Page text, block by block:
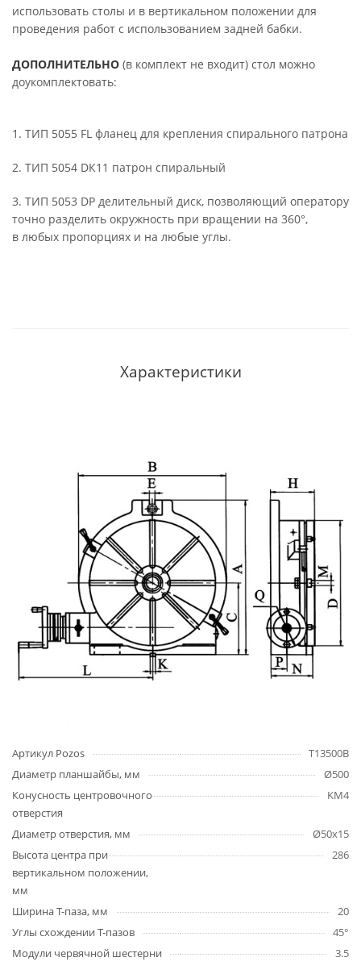
использовать столы и в вертикальном положении для
проведения работ с использованием задней бабки.
ДОПОЛНИТЕЛЬНО (в комплект не входит) стол можно
доукомплектовать:
1. ТИП 5055 FL фланец для крепления спирального патрона
2. ТИП 5054 DК11 патрон спиральный
3. ТИП 5053 DP делительный диск, позволяющий оператору
точно разделить окружность при вращении на 360°,
в любых пропорциях и на любые углы.
Характеристики
Артикул Pozos
T13500B
Диаметр планшайбы, мм
Ø500
Конусность центровочного
отверстия
KM4
Диаметр отверстия, мм
Ø50х15
Высота центра при
вертикальном положении,
мм
286
Ширина Т-паза, мм
20
Углы схождении Т-пазов
45°
Модули червячной шестерни
3.5